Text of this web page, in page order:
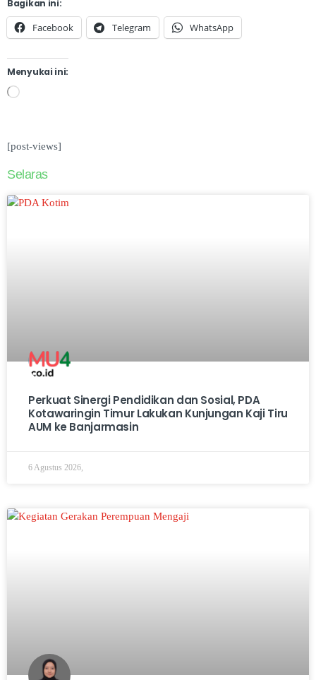
Bagikan ini:
Facebook Telegram WhatsApp
Menyukai ini:
[post-views]
Selaras
Perkuat Sinergi Pendidikan dan Sosial, PDA
Kotawaringin Timur Lakukan Kunjungan Kaji Tiru
AUM ke Banjarmasin
6 Agustus 2026,